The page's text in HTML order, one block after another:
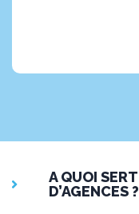
A QUOI
D’AGENCES ?